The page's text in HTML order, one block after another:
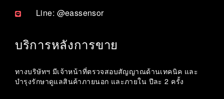
Line: @eassensor
บริการหลังการขาย
ทางบริษัทฯ มีเจ้าหน้าที่ตรวจสอบสัญญาณด้านเทคนิค และ
บำรุงรักษาดูแลสินค้าภายนอก และภายใน ปีละ 2 ครั้ง